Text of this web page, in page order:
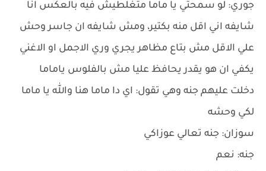
جوري: لو سمحتي يا ماما متغلطيش فيه بالعكس انا
شايفه اني اقل منه بكتير، ومش شايفه ان جاسر وحش
علي الاقل مش بتاع مظاهر يجري وري الاجمل او الاغني
يكفي ان هو يقدر يحافظ عليا مش بالفلوس ياماما
دخلت عليهم جنه وهي تقول: اي دا ماما هنا والله يا ماما
لكي وحشه
سوزان: جنه تعالي عوزاكي
جنه: نعم